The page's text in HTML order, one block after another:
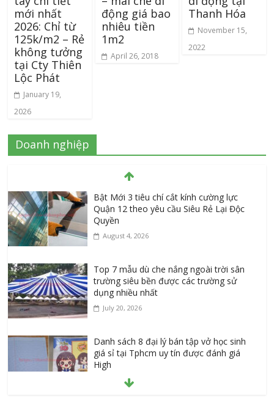
mới nhất
2026: Chỉ từ
125k/m2 – Rẻ
không tưởng
tại Cty Thiên
Lộc Phát
January 19,
2026
động giá bao
nhiêu tiền
1m2
April 26, 2018
Thanh Hóa
November 15,
2022
Doanh nghiệp
Bật Mới 3 tiêu chí cắt kính cường lực
Quận 12 theo yêu cầu Siêu Rẻ Lại Độc
Quyền
August 4, 2026
Top 7 mẫu dù che nắng ngoài trời sân
trường siêu bền được các trường sử
dụng nhiều nhất
July 20, 2026
Danh sách 8 đại lý bán tập vở học sinh
giá sỉ tại Tphcm uy tín được đánh giá
High
July 16, 2026